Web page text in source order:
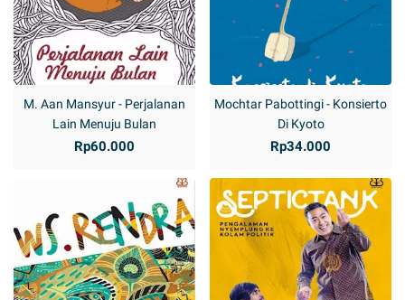
M. Aan Mansyur - Perjalanan
Lain Menuju Bulan
Rp60.000
Mochtar Pabottingi - Konsierto
Di Kyoto
Rp34.000